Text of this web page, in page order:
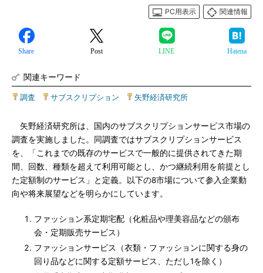
PC用表示
関連情報
Share Post LINE Hatena
関連キーワード
調査 サブスクリプション 矢野経済研究所
矢野経済研究所は、国内のサブスクリプションサービス市場の
調査を実施しました。同調査ではサブスクリプションサービス
を、「これまでの既存のサービスで一般的に提供されてきた期
間、回数、種類を超えて利用可能とし、かつ継続利用を前提とし
た定額制のサービス」と定義。以下の8市場について参入企業動
向や将来展望などを明らかにしています。
ファッション系定期宅配（化粧品や理美容品などの頒布
会・定期販売サービス）
ファッションサービス（衣類・ファッションに関する身の
回り品などに関する定額サービス、ただし1を除く）